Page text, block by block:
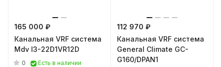
165 000 ₽
Канальная VRF система
Mdv I3-22D1VR12D
0
Есть в наличии
112 970 ₽
Канальная VRF система
General Climate GC-
G160/DPAN1